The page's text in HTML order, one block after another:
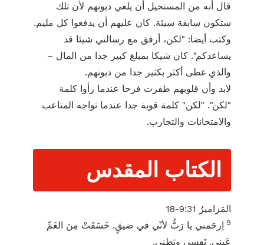
قال أنه من المستحيل أن يلغي ديونهم لأن تلك
ستكون سابقة سيئة. كان عليهم أن يدفعوا كل مليم.
وكتب أيضا: "لكن، أرفق مع رسالتي شيئا قد
يساعدكم". كان شيكا بمبلغ كبير جدا من المال –
والذي غطى أكثر بكثير جدا من ديونهم.
لابد وأن قلوبهم طفرت فرحا عندما رأوا كلمة
"لكن". "لكن" كلمة قوية جدا عندما تواجه المتاعب
والامتحانات والتجارب.
الكتاب المقدس
المَزاميرُ 31:‏9-‏18
9 اِرحَمني يا رَبُّ لأنّي في ضيقٍ. خَسَفَتْ مِنَ الغَمِّ
عَيني. نَفسي وبَطني.